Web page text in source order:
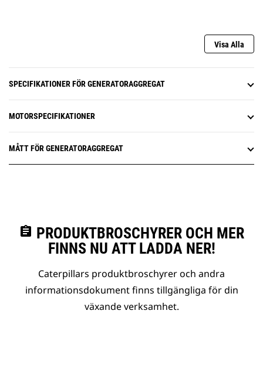
Visa Alla
SPECIFIKATIONER FÖR GENERATORAGGREGAT
MOTORSPECIFIKATIONER
MÅTT FÖR GENERATORAGGREGAT
assignment PRODUKTBROSCHYRER OCH MER
FINNS NU ATT LADDA NER!
Caterpillars produktbroschyrer och andra
informationsdokument finns tillgängliga för din
växande verksamhet.